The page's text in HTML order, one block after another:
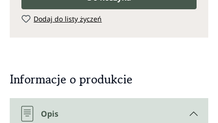
Dodaj do listy życzeń
Informacje o produkcie
Opis